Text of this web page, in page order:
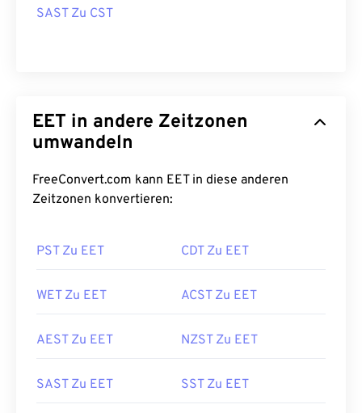
SAST Zu CST
EET in andere Zeitzonen
umwandeln
FreeConvert.com kann EET in diese anderen
Zeitzonen konvertieren:
PST Zu EET CDT Zu EET
WET Zu EET ACST Zu EET
AEST Zu EET NZST Zu EET
SAST Zu EET SST Zu EET